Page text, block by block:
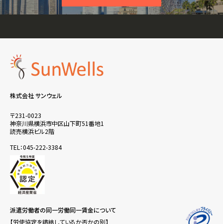
株式会社 サンウェル
〒231-0023
神奈川県横浜市中区山下町51番地1
読売横浜ビル2階
TEL：045-222-3384
派遣労働者の同一労働同一賃金について
【労使協定を締結しているか否かの別】